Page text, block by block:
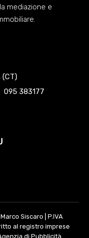
mediazione e
(CT)
095 383177
Siscaro | P.IVA
al registro imprese
di Pubblicità